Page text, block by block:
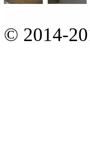
© 2014-